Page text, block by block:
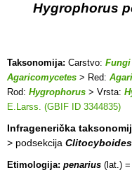
Hygrophorus
Taksonomija: Carstvo: Fungi
Agaricomycetes > Red:
Rod: Hygrophorus > Vrsta:
E.Larss. (GBIF ID 3344835)
Infragenerička
> podsekcija Clitocyboides
Etimologija: penarius (lat.)